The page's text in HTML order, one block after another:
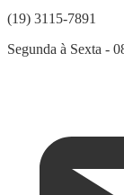
(19) 3115-7891
Segunda à Sexta -